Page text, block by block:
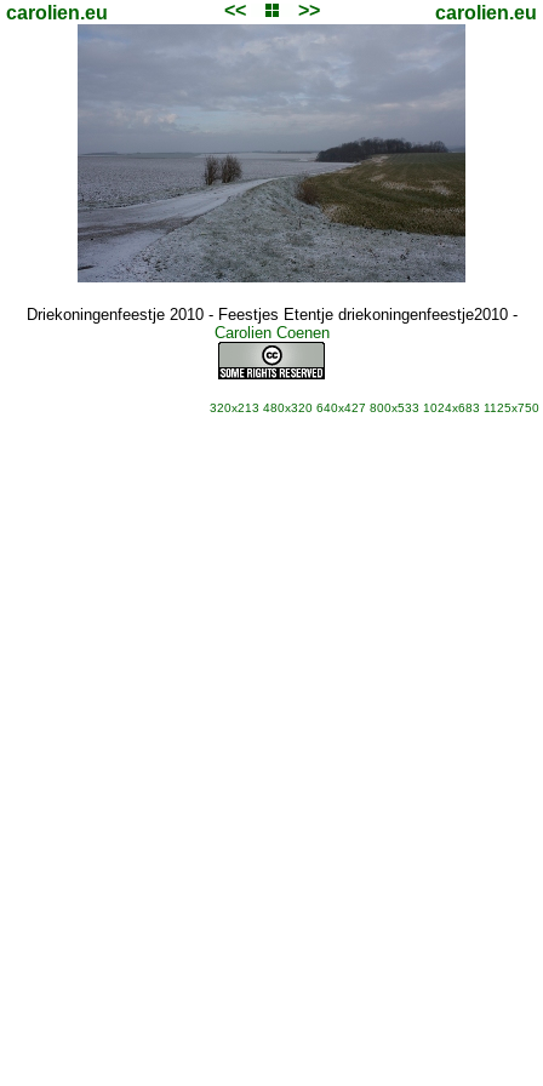
carolien.eu << >> carolien.eu
Driekoningenfeestje 2010 - Feestjes Etentje driekoningenfeestje2010-
Carolien Coenen
320x213 480x320 640x427 800x533 1024x683 1125x750